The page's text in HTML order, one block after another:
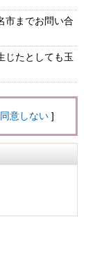
市までお問い合
じたとしても玉
同意しない ]